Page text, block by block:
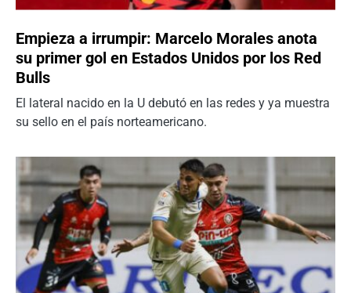
Empieza a irrumpir: Marcelo Morales anota
su primer gol en Estados Unidos por los Red
Bulls
El lateral nacido en la U debutó en las redes y ya muestra
su sello en el país norteamericano.